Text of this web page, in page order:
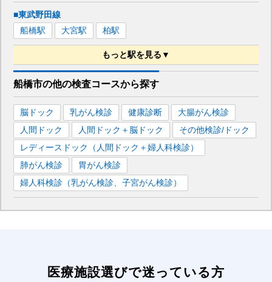
■東武野田線
船橋駅 大宮駅 柏駅
もっと駅を見る▼
■京成本線
日暮里駅 京成八幡駅 京成船橋駅 京成成田駅
船橋市の他の検査コースから探す
脳ドック 乳がん検診 健康診断
大腸がん検診
人間ドック
人間ドック＋脳ドック
その他検診/ドック
レディースドック（人間ドック＋婦人科検診）
肺がん検診
胃がん検診
婦人科検診（乳がん検診、子宮がん検診）
医療施設選びで迷っている方